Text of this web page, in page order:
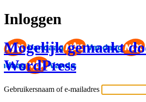
Inloggen
Mogelijk gemaakt
WordPress
Gebruikersnaam of e-mailadres